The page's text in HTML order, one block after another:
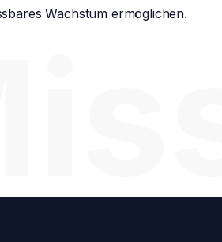
Wachstum ermöglichen.